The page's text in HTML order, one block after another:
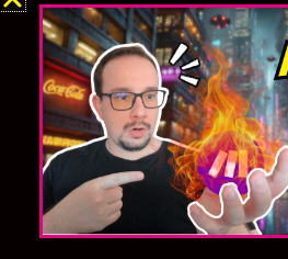
Realiza ajustes
hiperparámetros y
si es necesario.
Paso 4: Integración y Uso del
Guardar el Modelo:
Guarda el modelo
directorio adecuado